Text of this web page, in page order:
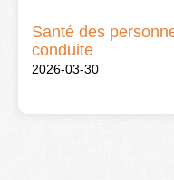
Santé des
conduite
2026-03-30